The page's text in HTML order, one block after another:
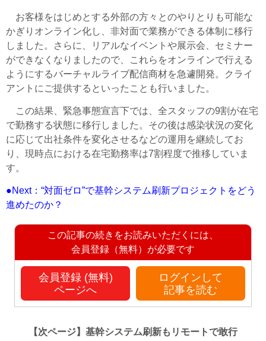
お客様をはじめとする外部の方々とのやりとりも可能な
かぎりオンライン化し、非対面で業務ができる体制に移行
しました。さらに、リアルなイベントや展示会、セミナー
ができなくなりましたので、これらをオンラインで行える
ようにするバーチャルライブ配信商材を急遽開発。クライ
アントにご提供するといったことも行いました。
この結果、緊急事態宣言下では、全スタッフの9割が在宅
で勤務する状態に移行しました。その後は感染状況の変化
に応じて出社条件を変化させるなどの運用を継続してお
り、現時点における在宅勤務率は7割程度で推移していま
す。
●Next：“対面ゼロ”で基幹システム刷新プロジェクトをどう
進めたのか？
この記事の続きをお読みいただくには、
会員登録（無料）が必要です
会員登録 (無料)
ページへ
ログインして
記事を読む
【次ページ】 基幹システム刷新もリモートで敢行